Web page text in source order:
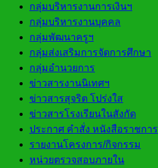
กลุ่มบริหารงานการเงินฯ
กลุ่มบริหารงานบุคคล
กลุ่มพัฒนาครูฯ
กลุ่มส่งเสริมการจัดการศึกษา
กลุ่มอำนวยการ
ข่าวสารงานนิเทศฯ
ข่าวสารสุจริต โปร่งใส
ข่าวสารโรงเรียนในสังกัด
ประกาศ คำสั่ง หนังสือราชการ
รายงานโครงการ/กิจกรรม
หน่วยตรวจสอบภายใน